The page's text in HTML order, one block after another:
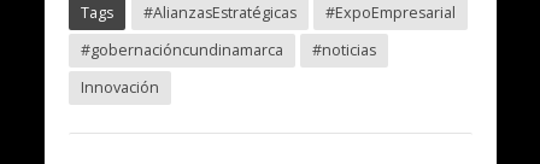
Tags #AlianzasEstratégicas
#ExpoEmpresarial
#gobernacióncundinamarca
#noticias
Innovación